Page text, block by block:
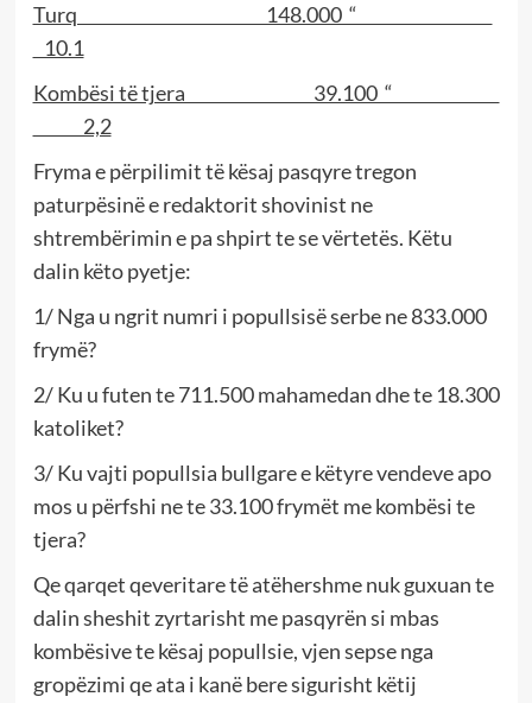
Turq 148.000 “
10.1
Kombësi të tjera 39.100 “
2,2
Fryma e përpilimit të kësaj pasqyre tregon
paturpësinë e redaktorit shovinist ne
shtrembërimin e pa shpirt te se vërtetës. Këtu
dalin këto pyetje:
1/ Nga u ngrit numri i popullsisë serbe ne 833.000
frymë?
2/ Ku u futen te 711.500 mahamedan dhe te 18.300
katoliket?
3/ Ku vajti popullsia bullgare e këtyre vendeve apo
mos u përfshi ne te 33.100 frymët me kombësi te
tjera?
Qe qarqet qeveritare të atëhershme nuk guxuan te
dalin sheshit zyrtarisht me pasqyrën si mbas
kombësive te kësaj popullsie, vjen sepse nga
gropëzimi qe ata i kanë bere sigurisht këtij